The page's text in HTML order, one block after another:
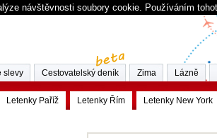
návštěvnosti soubory cookie. Používáním
Letenky Paříž Letenky Řím Letenky New York
slevy Cestovatelský deník Zima Lázně